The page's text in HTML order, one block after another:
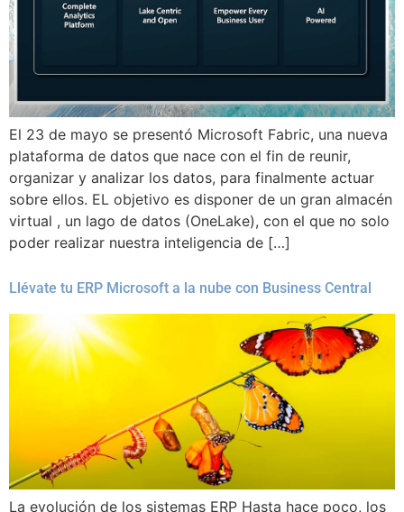
El 23 de mayo se presentó Microsoft Fabric, una nueva
plataforma de datos que nace con el fin de reunir,
organizar y analizar los datos, para finalmente actuar
sobre ellos. EL objetivo es disponer de un gran almacén
virtual , un lago de datos (OneLake), con el que no solo
poder realizar nuestra inteligencia de […]
Llévate tu ERP Microsoft a la nube con Business Central
La evolución de los sistemas ERP Hasta hace poco, los